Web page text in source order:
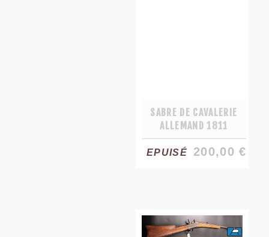
SABRE DE CAVALERIE
ALLEMAND 1811
EPUISÉ 200,00 €